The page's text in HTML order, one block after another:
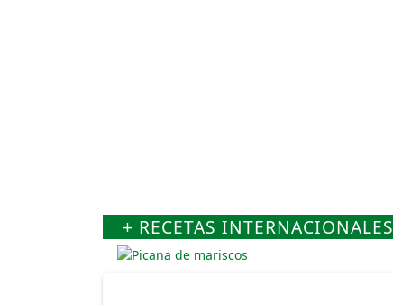
+ RECETAS INTERNACIONALES